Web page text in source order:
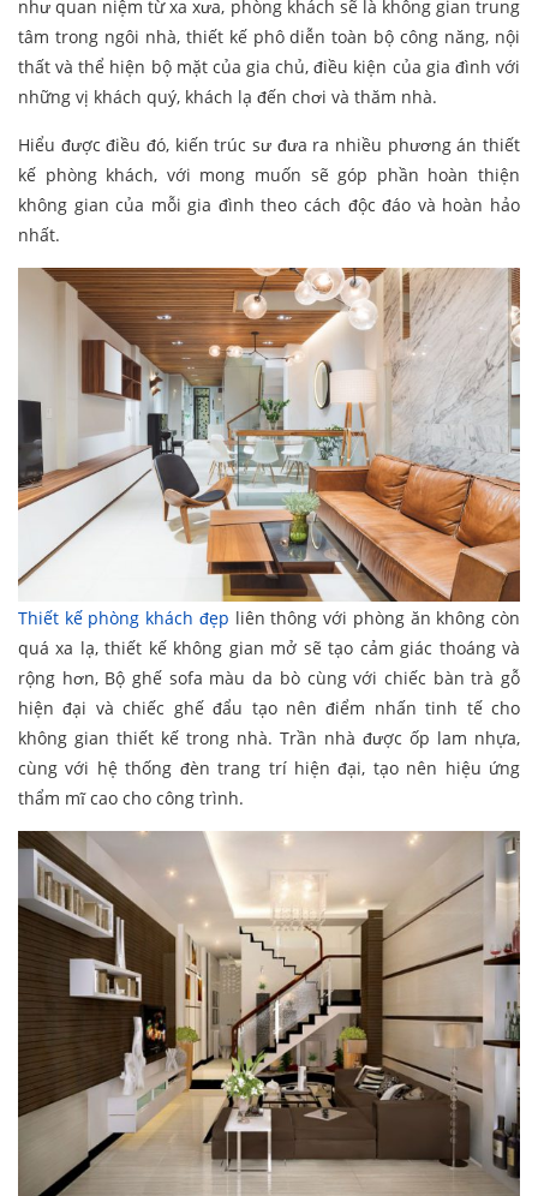
như quan niệm từ xa xưa, phòng khách sẽ là không gian trung
tâm trong ngôi nhà, thiết kế phô diễn toàn bộ công năng, nội
thất và thể hiện bộ mặt của gia chủ, điều kiện của gia đình với
những vị khách quý, khách lạ đến chơi và thăm nhà.
Hiểu được điều đó, kiến trúc sư đưa ra nhiều phương án thiết
kế phòng khách, với mong muốn sẽ góp phần hoàn thiện
không gian của mỗi gia đình theo cách độc đáo và hoàn hảo
nhất.
Thiết kế phòng khách đẹp liên thông với phòng ăn không còn
quá xa lạ, thiết kế không gian mở sẽ tạo cảm giác thoáng và
rộng hơn, Bộ ghế sofa màu da bò cùng với chiếc bàn trà gỗ
hiện đại và chiếc ghế đẩu tạo nên điểm nhấn tinh tế cho
không gian thiết kế trong nhà. Trần nhà được ốp lam nhựa,
cùng với hệ thống đèn trang trí hiện đại, tạo nên hiệu ứng
thẩm mĩ cao cho công trình.